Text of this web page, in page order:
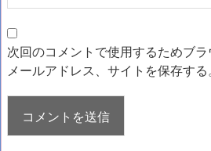
次回のコメントで使用するためブラ
メールアドレス、サイトを保存する。